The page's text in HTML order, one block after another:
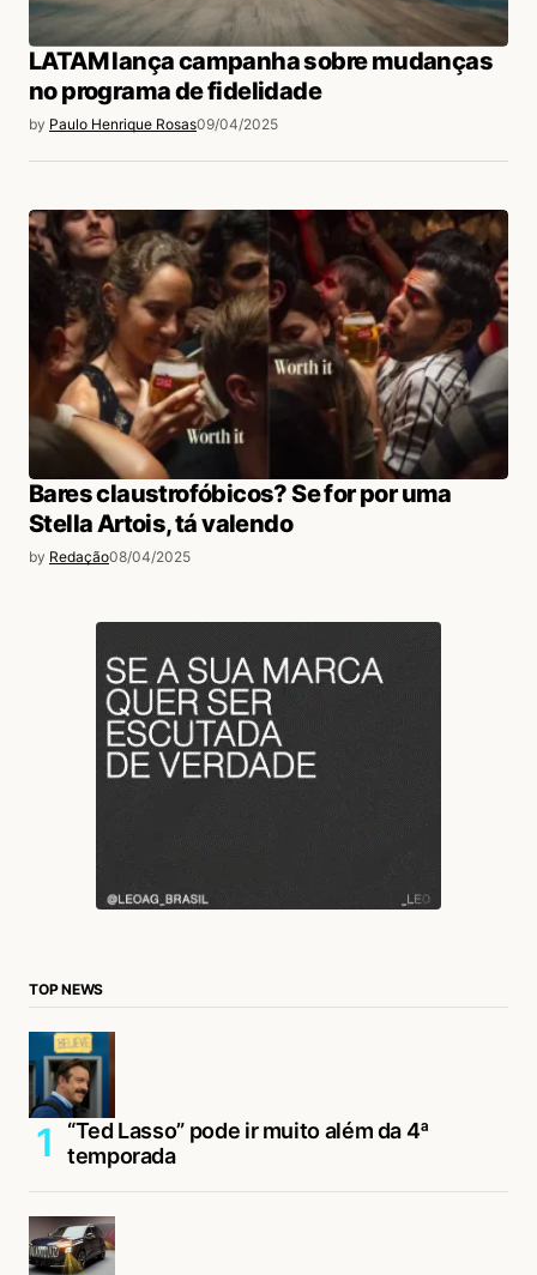
LATAM lança campanha sobre mudanças
no programa de fidelidade
by Paulo Henrique Rosas09/04/2025
Bares claustrofóbicos? Se for por uma
Stella Artois, tá valendo
by Redação08/04/2025
TOP NEWS
“Ted Lasso” pode ir muito além da 4ª
temporada